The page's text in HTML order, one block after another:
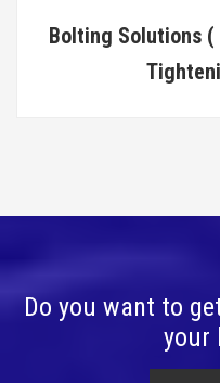
Bolting Solutions
Do you want to
your